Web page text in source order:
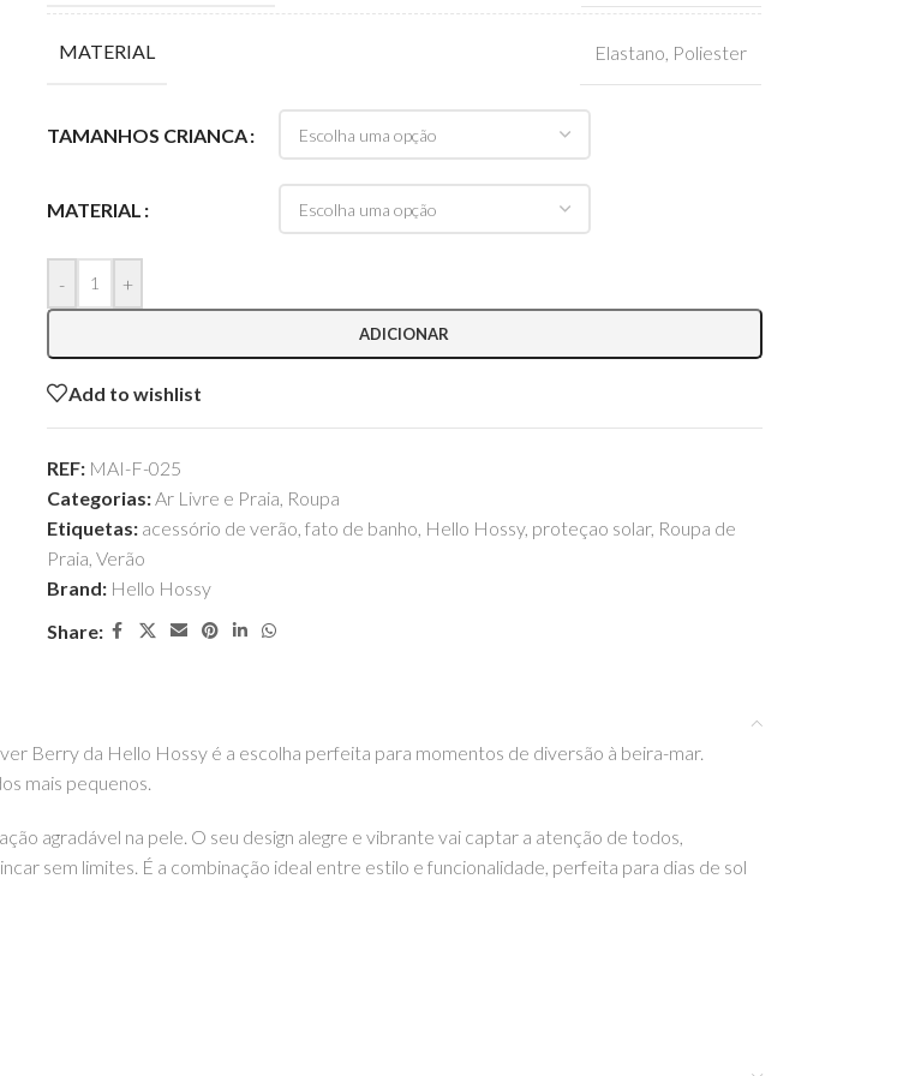
MATERIAL Elastano Poliester
TAMANHOS CRIANCA
MATERIAL
- +
ADICIONAR
Add to wishlist
REF: MAI-F-025
Categorias:Ar Livre e Praia, Roupa
Etiquetas: acessório de verão, fato de banho, Hello Hossy, proteçao solar, Roupa de
Praia, Verão
Brand: Hello Hossy
Share:
Berry da Hello Hossy é a escolha perfeita para momentos de diversão à beira-mar.
mais pequenos.
agradável na pele. O seu design alegre e vibrante vai captar a atenção de todos,
sem limites. É a combinação ideal entre estilo e funcionalidade, perfeita para dias de sol